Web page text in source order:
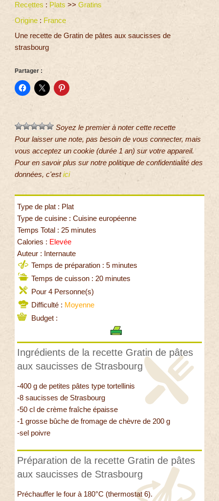
Recettes : Plats >> Gratins
Origine : France
Une recette de Gratin de pâtes aux saucisses de
strasbourg
Partager :
Soyez le premier à noter cette recette
Pour laisser une note, pas besoin de vous connecter, mais
vous acceptez un cookie (durée 1 an) sur votre appareil.
Pour en savoir plus sur notre politique de confidentialité des
données, c'estici
Type de plat : Plat
Type de cuisine : Cuisine européenne
Temps Total : 25 minutes
Calories : Elevée
Auteur : Internaute
Temps de préparation : 5 minutes
Temps de cuisson : 20 minutes
Pour 4 Personne(s)
Difficulté : Moyenne
Budget :
Ingrédients de la recette Gratin de pâtes
aux saucisses de Strasbourg
-400 g de petites pâtes type tortellinis
-8 saucisses de Strasbourg
-50 cl de crème fraîche épaisse
-1 grosse bûche de fromage de chèvre de 200 g
-sel poivre
Préparation de la recette Gratin de pâtes
aux saucisses de Strasbourg
Préchauffer le four à 180°C (thermostat 6).